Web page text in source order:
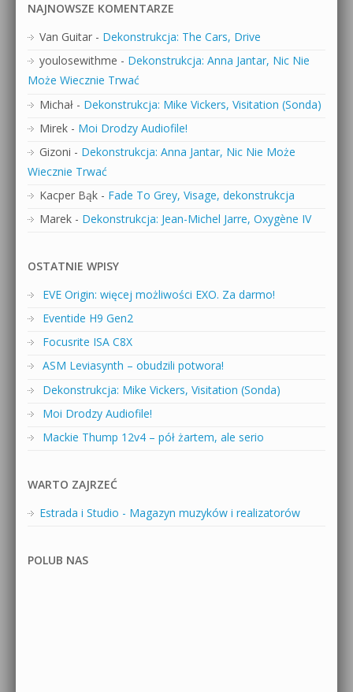
NAJNOWSZE KOMENTARZE
Van Guitar - Dekonstrukcja: The Cars, Drive
youlosewithme - Dekonstrukcja: Anna Jantar, Nic Nie
Może Wiecznie Trwać
Michał - Dekonstrukcja: Mike Vickers, Visitation (Sonda)
Mirek - Moi Drodzy Audiofile!
Gizoni - Dekonstrukcja: Anna Jantar, Nic Nie Może
Wiecznie Trwać
Kacper Bąk - Fade To Grey, Visage, dekonstrukcja
Marek - Dekonstrukcja: Jean-Michel Jarre, Oxygène IV
OSTATNIE WPISY
EVE Origin: więcej możliwości EXO. Za darmo!
Eventide H9 Gen2
Focusrite ISA C8X
ASM Leviasynth – obudzili potwora!
Dekonstrukcja: Mike Vickers, Visitation (Sonda)
Moi Drodzy Audiofile!
Mackie Thump 12v4 – pół żartem, ale serio
WARTO ZAJRZEĆ
Estrada i Studio - Magazyn muzyków i realizatorów
POLUB NAS